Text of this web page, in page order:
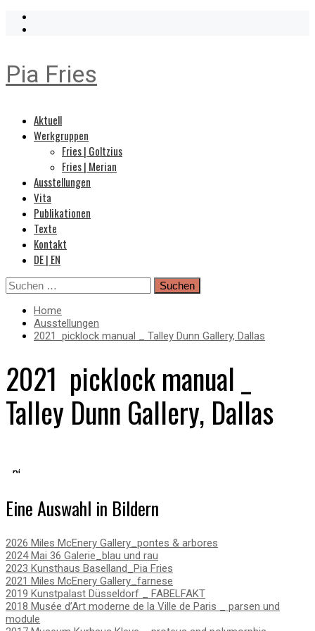
Pia Fries
PrimaryAktuell
Werkgruppen
Fries | Goltzius
Fries | Merian
Ausstellungen
Vita
Publikationen
Texte
Kontakt
DE | EN
Skip
to
content
Suchen
nach:
Home
Ausstellungen
2021 picklock manual _ Talley Dunn Gallery, Dallas
2021 picklock manual _
Talley Dunn Gallery, Dallas
picklock
Dunn
Gallery,
Todora
picklock
Dunn
Gallery,
Todora
picklock
Dunn
Gallery,
Todora
Eine Auswahl in Bildern
2026 Miles McEnery Gallery_pontes & arbores
2024 Mai 36 Galerie_blau und rau
2023 Kunsthaus Baselland_Pia Fries
2021 Miles McEnery Gallery_farnese
2019 Kunstpalast Düsseldorf _ FABELFAKT
2018 Musée d’Art moderne de la Ville de Paris _ parsen und
module